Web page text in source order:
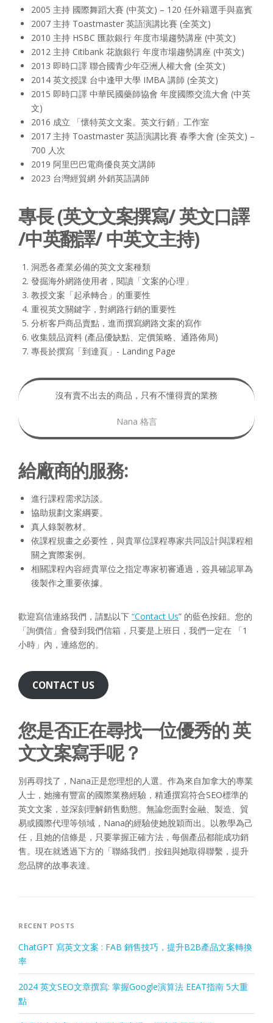
2005 主持 國際舞蹈大賽 (中英文) – 120 任外籍選手與嘉賓
2007 主持 Toastmaster 英語演講比賽 (全英文)
2010 主持 HSBC 匯款銀行 年度市場趨勢講座 (中英文)
2012 主持 Citibank 花旗銀行 年度市場趨勢講座 (中英文)
2013 即時口譯 聯合國青少年亞洲人權大會 (全英文)
2014 英文授課 台中逢甲大學 IMBA 講師 (全英文)
2015 即時口譯 中華民國藥師協會 年度國際交流大會 (中英
文)
2016 成立 「懷特英文文案。英文行銷」工作室
2017 主持 Toastmaster 英語演講比賽 春季大會 (全英文) –
700 人次
2019 阿里巴巴電商優良英文講師
2023 台灣經貿網 外銷英語講師
專長 (英文文案撰寫/ 英文口譯
/中英翻譯/ 中英文主持)
洞悉各產業必備的英文文案種類
發掘海外網路使用者，閱讀「文案的心理」
教授文案「起承轉合」的重要性
重視英文關鍵字，對網路行銷的重要性
分析客戶商品賣點，進而撰寫網路文案的寫作
收集競品資料 (產品優缺點、定價策略、通路佈局)
專長於撰寫「到達頁」- Landing Page
沒有賣不出去的商品，只有不懂得賣的業務
Nana 格言
給廠商的服務:
進行課程需求訪談。
協助規劃文案綱要。
真人錄製教材。
依課程規畫之必要性，與貴單位課程專家共同設計與課程相
關之實際案例。
相關課程內容經貴單位之指定專家初審通過，簽具確認單為
後製作之重要依據。
歡迎寫信連絡我們，請點以下 “Contact Us” 的藍色按鈕。您的
「詢價信」會發到我們信箱，只要是上班日，我們一定在 「1
小時」內，連絡您的。
CONTACT US
您是否正在尋找一位優秀的 英
文文案寫手呢？
別再尋找了，Nana正是您理想的人選。作為來自加拿大的專業
人士，她擁有豐富的國際業務經驗，精通撰寫符合SEO標準的
英文文案，並深刻理解銷售動態。無論您面對金融、製造、貿
易或國際代理等領域，Nana的經驗使她脫穎而出。以教學為己
任，且她的信條是，只要掌握正確方法，每個產品都能成功銷
售。現在就透過下方的「聯絡我們」按鈕與她取得聯繫，提升
您品牌的故事表達。
RECENT POSTS
ChatGPT 寫英文文案 : FAB 銷售技巧，提升B2B產品文案轉換
率
2024 英文SEO文章撰寫: 掌握Google演算法 EEAT指南 5大重
點